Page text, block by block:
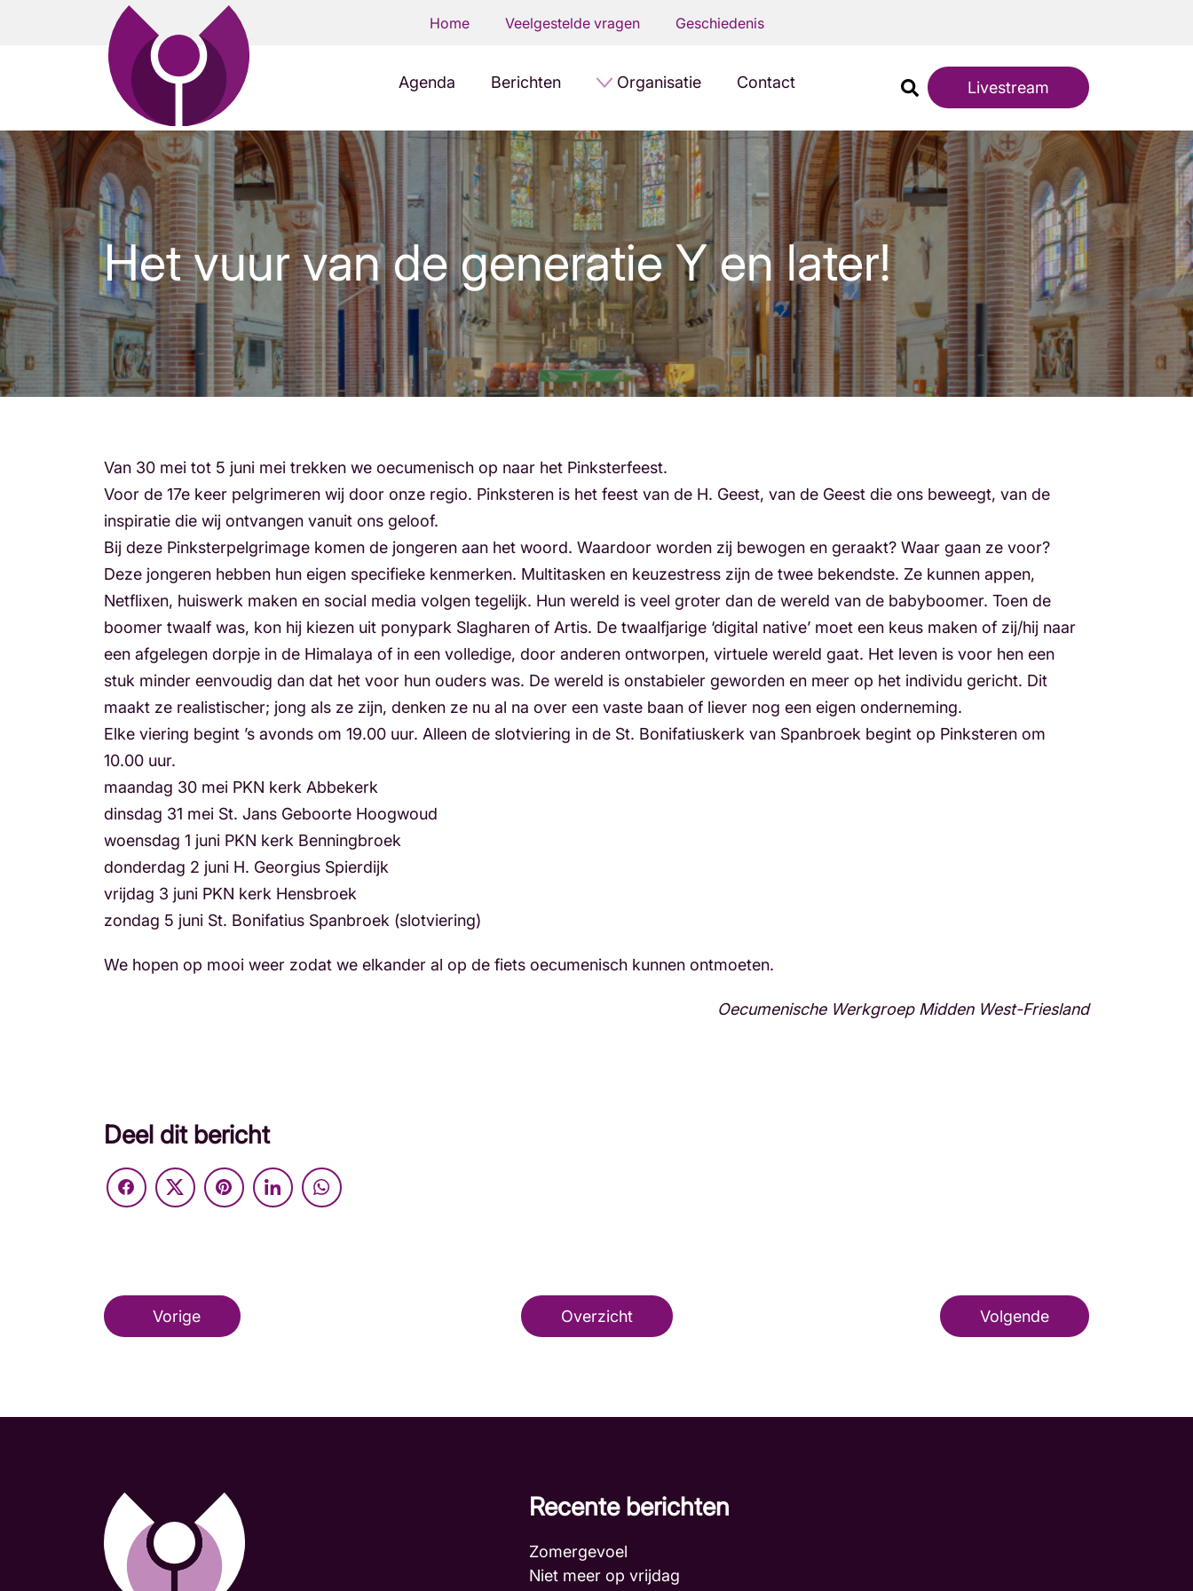
Home Veelgestelde vragen Geschiedenis
Livestream
Agenda Berichten Organisatie Contact
Het vuur van de generatie Y en later!
Van 30 mei tot 5 juni mei trekken we oecumenisch op naar het Pinksterfeest.
Voor de 17e keer pelgrimeren wij door onze regio. Pinksteren is het feest van de H. Geest, van de Geest die ons beweegt, van de
inspiratie die wij ontvangen vanuit ons geloof.
Bij deze Pinksterpelgrimage komen de jongeren aan het woord. Waardoor worden zij bewogen en geraakt? Waar gaan ze voor?
Deze jongeren hebben hun eigen specifieke kenmerken. Multitasken en keuzestress zijn de twee bekendste. Ze kunnen appen,
Netflixen, huiswerk maken en social media volgen tegelijk. Hun wereld is veel groter dan de wereld van de babyboomer. Toen de
boomer twaalf was, kon hij kiezen uit ponypark Slagharen of Artis. De twaalfjarige ‘digital native’ moet een keus maken of zij/hij naar
een afgelegen dorpje in de Himalaya of in een volledige, door anderen ontworpen, virtuele wereld gaat. Het leven is voor hen een
stuk minder eenvoudig dan dat het voor hun ouders was. De wereld is onstabieler geworden en meer op het individu gericht. Dit
maakt ze realistischer; jong als ze zijn, denken ze nu al na over een vaste baan of liever nog een eigen onderneming.
Elke viering begint ’s avonds om 19.00 uur. Alleen de slotviering in de St. Bonifatiuskerk van Spanbroek begint op Pinksteren om
10.00 uur.
maandag 30 mei PKN kerk Abbekerk
dinsdag 31 mei St. Jans Geboorte Hoogwoud
woensdag 1 juni PKN kerk Benningbroek
donderdag 2 juni H. Georgius Spierdijk
vrijdag 3 juni PKN kerk Hensbroek
zondag 5 juni St. Bonifatius Spanbroek (slotviering)
We hopen op mooi weer zodat we elkander al op de fiets oecumenisch kunnen ontmoeten.
Oecumenische Werkgroep Midden West-Friesland
Deel dit bericht
Overzicht
Vorige Volgende
Recente berichten
Zomergevoel
Niet meer op vrijdag